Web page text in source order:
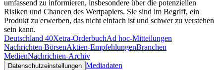
umfassend zu informieren, insbesondere über die potenziellen
Risiken und Chancen des Wertpapiers. Sie sind im Begriff, ein
Produkt zu erwerben, das nicht einfach ist und schwer zu verstehen
sein kann.
Deutschland 40Xetra-OrderbuchAd hoc-Mitteilungen
Nachrichten BörsenAktien-EmpfehlungenBranchen
MedienNachrichten-Archiv
Datenschutzeinstellungen Mediadaten